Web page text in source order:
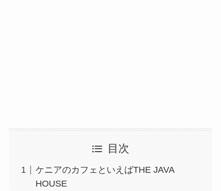
目次
ケニアのカフェといえばTHE JAVA
HOUSE